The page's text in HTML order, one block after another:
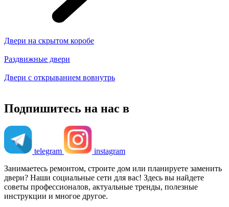
Двери на скрытом коробе
Раздвижные двери
Двери с открыванием вовнутрь
Подпишитесь на нас в
telegram
instagram
Занимаетесь ремонтом, строите дом или планируете заменить
двери? Наши социальные сети для вас! Здесь вы найдете
советы профессионалов, актуальные тренды, полезные
инструкции и многое другое.